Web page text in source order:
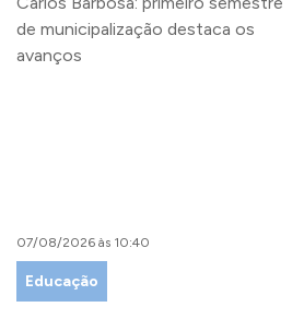
07/08/2026 às 10:40
Educação